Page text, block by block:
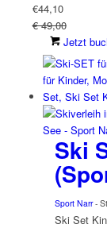
€44,10
€ 49,00
Jetzt
Ski
Sport Narr-
Ski Set